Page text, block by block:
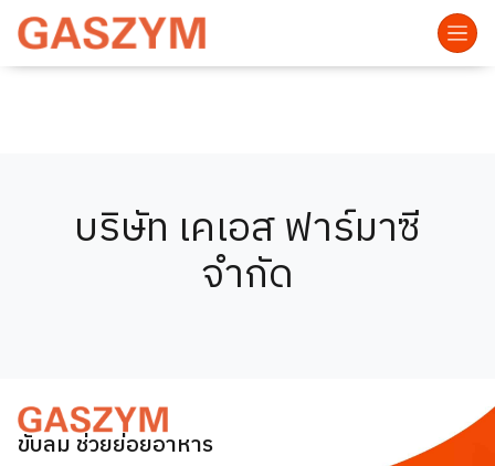
บริษัท เคเอส ฟาร์มาซี
จำกัด
ขับลม ช่วยย่อยอาหาร